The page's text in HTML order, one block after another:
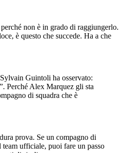
non è in grado di raggiungerlo.
è questo che succede. Ha a che
Guintoli ha osservato:
Perché Alex Marquez gli sta
di squadra che è
prova. Se un compagno di
team ufficiale, puoi fare un passo